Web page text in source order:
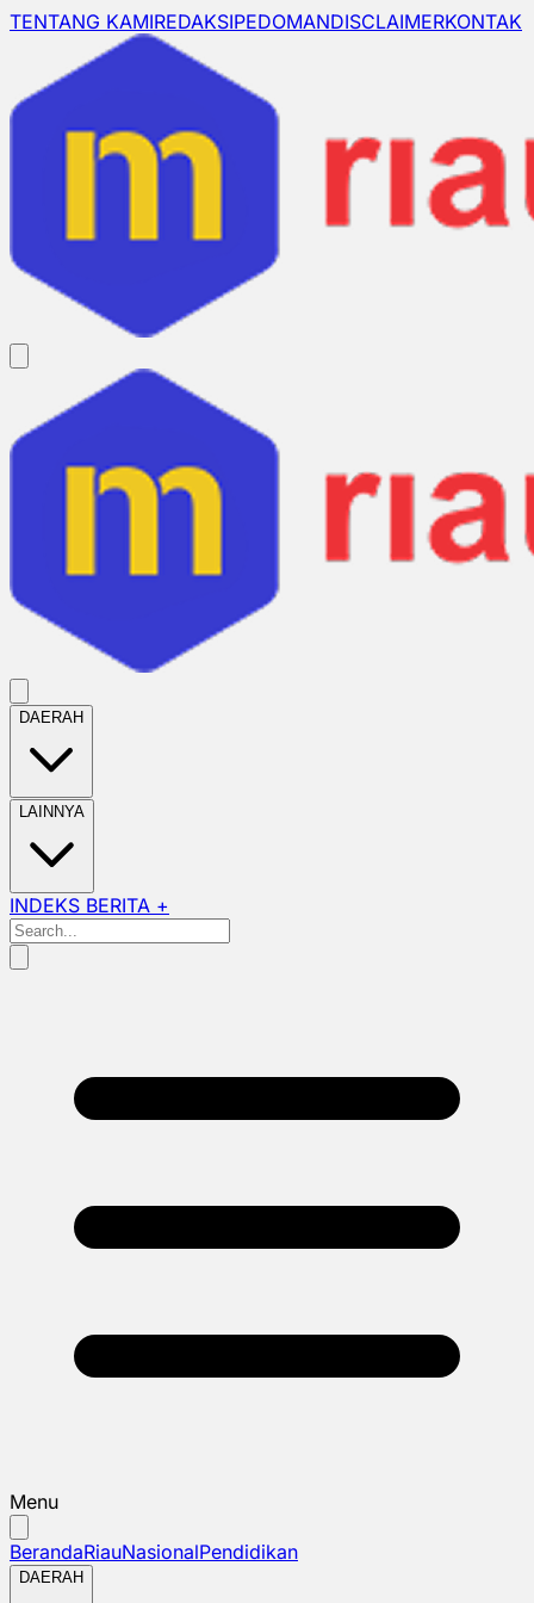
TENTANG KAMIREDAKSIPEDOMANDISCLAIMERKONTAK
DAERAH
LAINNYA
INDEKS BERITA +
Menu
BerandaRiauNasionalPendidikan
DAERAH